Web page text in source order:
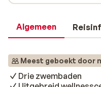
Algemeen
Meest geboekt door
Drie zwembaden